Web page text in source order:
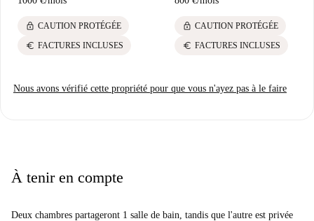
lock CAUTION PROTÉGÉE
euro FACTURES INCLUSES
lock CAUTION PROTÉGÉE
euro FACTURES INCLUSES
Nous avons vérifié cette propriété pour que vous n'ayez pas à le faire
À tenir en compte
Deux chambres partageront 1 salle de bain, tandis que l'autre est privée